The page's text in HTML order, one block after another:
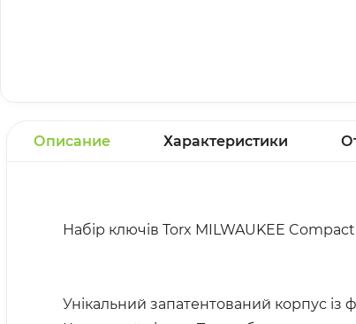
Описание Характеристики
Набір ключів Torx MILWAUKEE
Унікальний запатентований корпус із